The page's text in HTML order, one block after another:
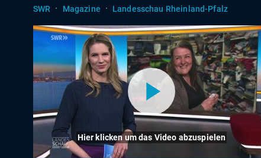
SWR
· Magazine · Landesschau Rheinland-Pfalz
Hier klicken um das Video abzuspielen